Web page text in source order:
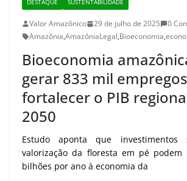
DESTAQUE SUSTENTABILIDADE
Valor Amazônico 29 de julho de 2025
0
Amazônia,AmazôniaLegal,Bioeconomia,
Bioeconomia
gerar 833 mil
fortalecer o PIB
2050
Estudo aponta que investimentos
valorização da floresta em pé podem
bilhões por ano à economia da